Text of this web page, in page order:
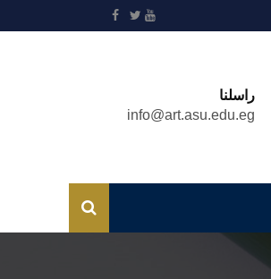
راسلنا
info@art.asu.edu.eg